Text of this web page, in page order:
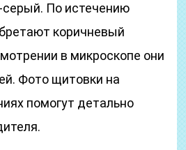
серый. По истечению
коричневый
в микроскопе они
Фото щитовки на
помогут детально